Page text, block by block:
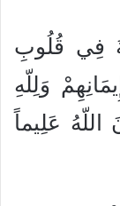
فِي قُلُوبِ
وَلِلّهِ
عَلِيماً